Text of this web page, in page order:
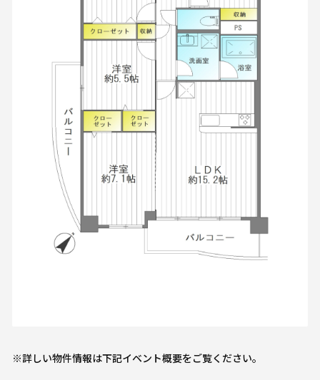
※詳しい物件情報は下記イベント概要をご覧ください。